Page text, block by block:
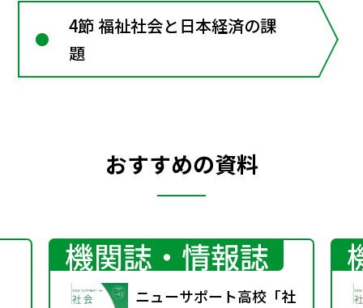
4節 福祉社会と日本経済の課
題
おすすめの資料
機関誌・情報誌
ニューサポート高校「社